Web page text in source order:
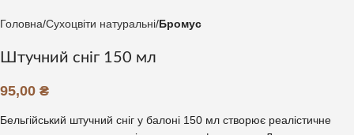
Головна Сухоцвіти натуральні Бромус
Штучний сніг 150 мл
95,00 ₴
Бельгійський штучний сніг у балоні 150 мл створює реалістичне